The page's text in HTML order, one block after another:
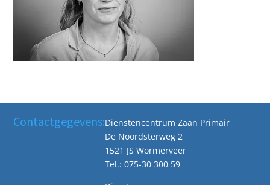
Contactgegevens:Dienstencentrum Zaan Primair
De Noordsterweg 2
1521 JS Wormerveer
Tel.: 075-30 300 59